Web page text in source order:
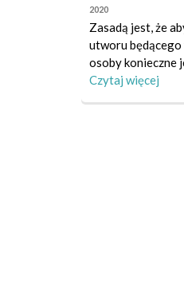
2020
Zasadą jest, że
utworu będącego
osoby konieczne
Czytaj więcej